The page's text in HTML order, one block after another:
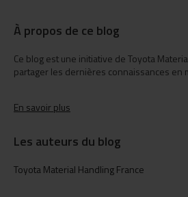
À propos de ce blog
Ce blog est une initiative de Toyota
partager les dernières connaissances en
En savoir plus
Les auteurs du blog
Toyota Material Handling France